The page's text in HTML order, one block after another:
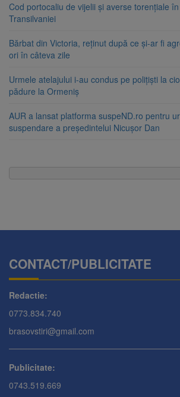
Cod portocaliu de vijelii și averse torențiale
Transilvaniei
Bărbat din Victoria, reținut după ce și-ar fi
ori în câteva zile
Urmele atelajului i-au condus pe polițiști la
pădure la Ormeniș
AUR a lansat platforma suspeND.ro pentru
suspendare a președintelui Nicușor Dan
CONTACT/PUBLICITATE
Redactie:
0773.834.740
brasovstiri@gmail.com
Publicitate:
0743.519.669